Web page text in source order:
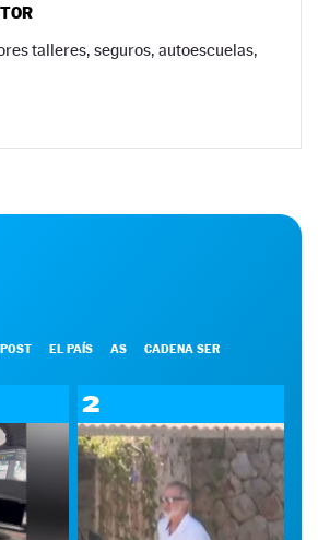
talleres, seguros, autoescuelas,
EL PAÍS AS CADENA SER
2